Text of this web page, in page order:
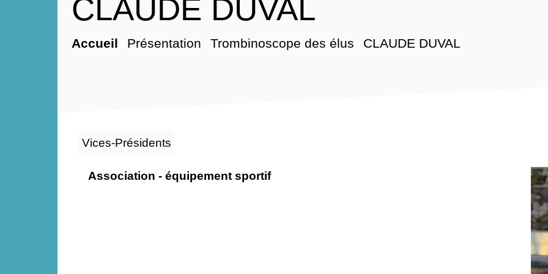
CLAUDE DUVAL
Accueil Présentation Trombinoscope des élus CLAUDE DUVAL
Vices-Présidents
Association - équipement sportif